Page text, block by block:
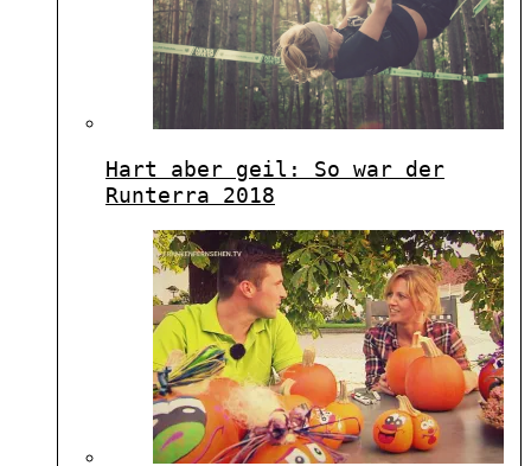
Hart aber geil: So war der
Runterra 2018